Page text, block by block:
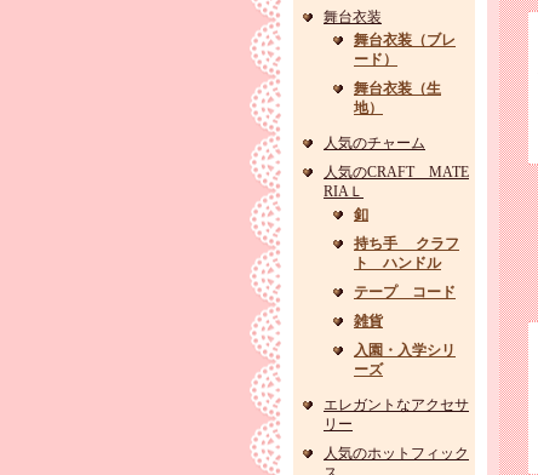
舞台衣装
舞台衣装（ブレ
ード）
舞台衣装（生
地）
人気のチャーム
人気のCRAFT MATE
RIAＬ
釦
持ち手 クラフ
ト ハンドル
テープ コード
雑貨
入園・入学シリ
ーズ
エレガントなアクセサ
リー
人気のホットフィック